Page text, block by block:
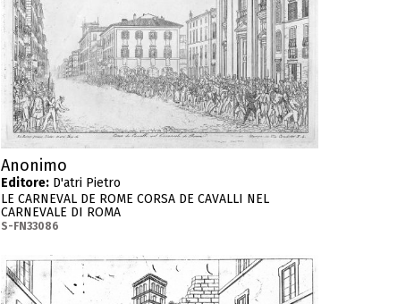
Anonimo
Editore: D'atri Pietro
LE CARNEVAL DE ROME CORSA DE CAVALLI NEL
CARNEVALE DI ROMA
S-FN33086